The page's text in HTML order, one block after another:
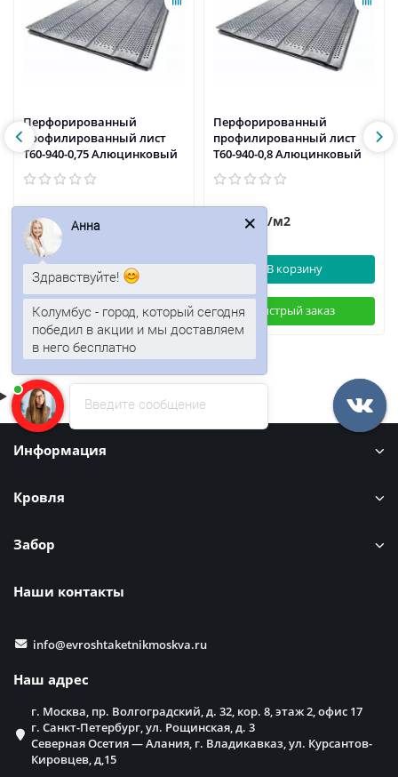
Перфорированный
профилированный лист
Т60-940-0,75 Алюцинковый
1234р. /м2
В корзину
Быстрый заказ
Перфорированный
профилированный лист
Т60-940-0,8 Алюцинковый
1265р. /м2
В корзину
Быстрый заказ
Информация
Кровля
Забор
Наши контакты
info@evroshtaketnikmoskva.ru
Наш адрес
г. Москва, пр. Волгоградский, д. 32, кор. 8, этаж 2, офис 17
г. Санкт-Петербург, ул. Рощинская, д. 3
Северная Осетия — Алания, г. Владикавказ, ул. Курсантов-
Кировцев, д,15
Введите сообщение
Анна
Здравствуйте!
Колумбус - город, который сегодня
победил в акции и мы доставляем
в него бесплатно